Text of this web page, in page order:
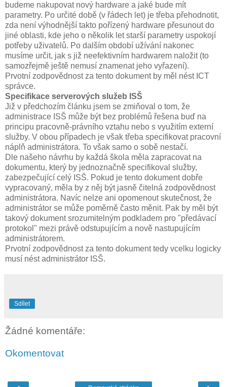
budeme nakupovat nový hardware a jaké bude mít
parametry. Po určité době (v řádech let) je třeba přehodnotit,
zda není výhodnější takto pořízený hardware přesunout do
jiné oblasti, kde jeho o několik let starší parametry uspokojí
potřeby uživatelů. Po dalším období užívání nakonec
musíme určit, jak s již neefektivním hardwarem naložit (to
samozřejmě ještě nemusí znamenat jeho vyřazení).
Prvotní zodpovědnost za tento dokument by měl nést ICT
správce.
Specifikace serverových služeb ISŠ
Již v předchozím článku jsem se zmiňoval o tom, že
administrace ISŠ může být bez problémů řešena buď na
principu pracovně-právního vztahu nebo s využitím externí
služby. V obou případech je však třeba specifikovat pracovní
náplň administrátora. To však samo o sobě nestačí.
Dle našeho návrhu by každá škola měla zapracovat na
dokumentu, který by jednoznačně specifikoval služby,
zabezpečující celý ISŠ. Pokud je tento dokument dobře
vypracovaný, měla by z něj být jasně čitelná zodpovědnost
administrátora. Navíc nelze ani opomenout skutečnost, že
administrátor se může poměrně často měnit. Pak by měl být
takový dokument srozumitelným podkladem pro "předávací
protokol" mezi právě odstupujícím a nově nastupujícím
administrátorem.
Prvotní zodpovědnost za tento dokument tedy vcelku logicky
musí nést administrátor ISŠ.
Sdílet
Žádné komentáře:
Okomentovat